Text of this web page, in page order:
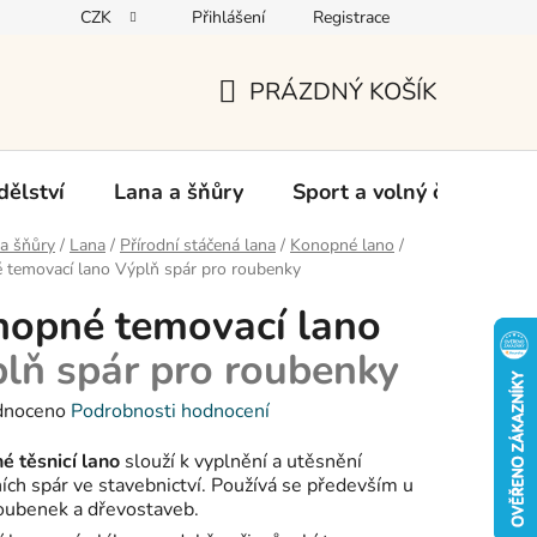
CZK Přihlášení Registrace
KOŠÍK
PRÁZDNÝ KOŠÍK
Lana a šňůry Sport a volný čas
šňůry / Lana / Přírodní stáčená lana / Konopné lano /
temovací lano Výplň spár pro roubenky
temovací lano
spár pro roubenky
Podrobnosti hodnocení
těsnicí lano slouží k vyplnění a utěsnění
spár ve stavebnictví. Používá se především u
a dřevostaveb.